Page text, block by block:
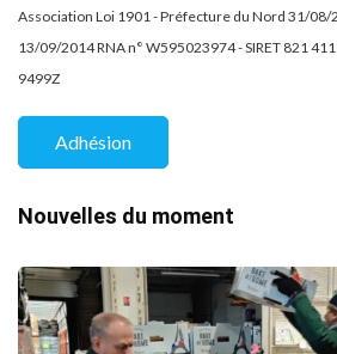
Association Loi 1901 - Préfecture du Nord 31/08/
13/09/2014 RNA n° W595023974 - SIRET 821
9499Z
Adhésion
Nouvelles du moment